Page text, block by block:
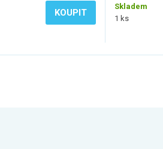
KOUPIT
Skladem
1 ks